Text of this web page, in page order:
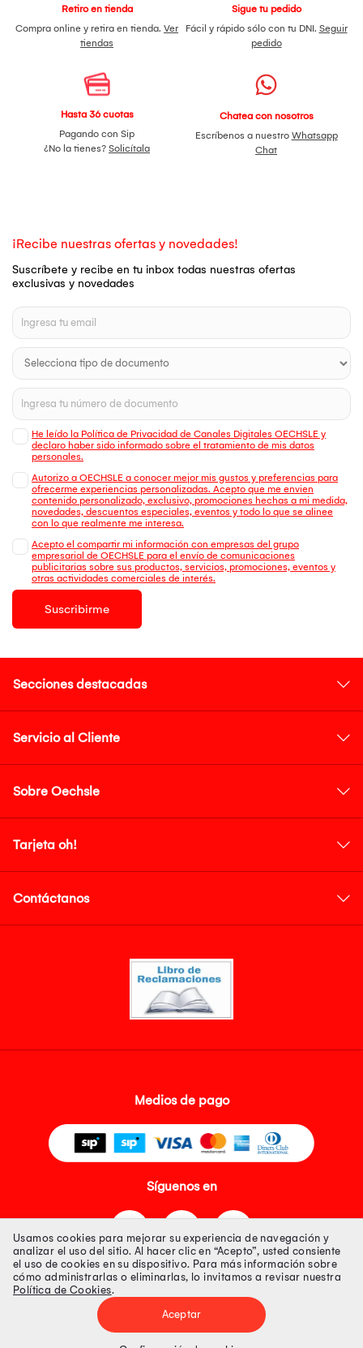
Retiro en tienda
Compra online y retira en tienda. Ver
tiendas
Sigue tu pedido
Fácil y rápido sólo con tu DNI. Seguir
pedido
Hasta 36 cuotas
Pagando con Sip
¿No la tienes? Solicítala
Chatea con nosotros
Escríbenos a nuestro Whatsapp
Chat
¡Recibe nuestras ofertas y novedades!
Suscríbete y recibe en tu inbox todas nuestras ofertas
exclusivas y novedades
He leído la Política de Privacidad de Canales Digitales OECHSLE y
declaro haber sido informado sobre el tratamiento de mis datos
personales.
Autorizo a OECHSLE a conocer mejor mis gustos y preferencias para
ofrecerme experiencias personalizadas. Acepto que me envien
contenido personalizado, exclusivo, promociones hechas a mi medida,
novedades, descuentos especiales, eventos y todo lo que se alinee
con lo que realmente me interesa.
Acepto el compartir mi información con empresas del grupo
empresarial de OECHSLE para el envío de comunicaciones
publicitarias sobre sus productos, servicios, promociones, eventos y
otras actividades comerciales de interés.
Suscribirme
Secciones destacadas
Servicio al Cliente
Sobre Oechsle
Tarjeta oh!
Contáctanos
Medios de pago
Síguenos en
Tienda 100% Segura
Tiendas Peruanas S.A. R.U.C. Nº 20493020618. Todos los derechos
Usamos cookies para mejorar su experiencia de navegación y
analizar el uso del sitio. Al hacer clic en “Acepto”, usted consiente
el uso de cookies en su dispositivo. Para más información sobre
cómo administrarlas o eliminarlas, lo invitamos a revisar nuestra
Política de Cookies.
Aceptar